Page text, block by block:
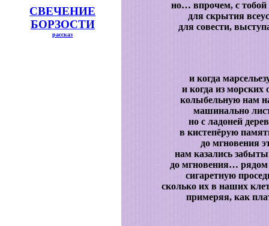
СВЕЧЕНИЕ
БОРЗОСТИ
рассказ
но… впрочем, с
для скрытия
для совести,
и когда
и когда из морских
колыбельную нам
машинально
но с ладоней
в кистепёрую
до мгновения
нам казались
до мгновения…
сигаретную
сколько их в наших
примеряя, как